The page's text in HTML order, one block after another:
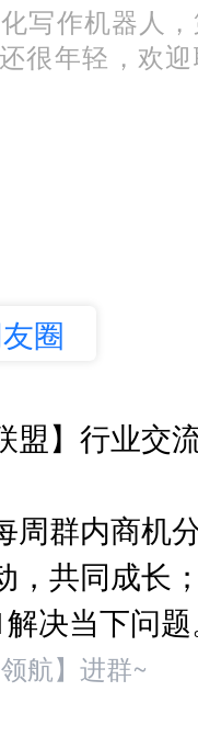
写作机器人
很年轻，欢
圈
盟】行业交
周群内商机
，共同成长
决当下问题
航】进群~